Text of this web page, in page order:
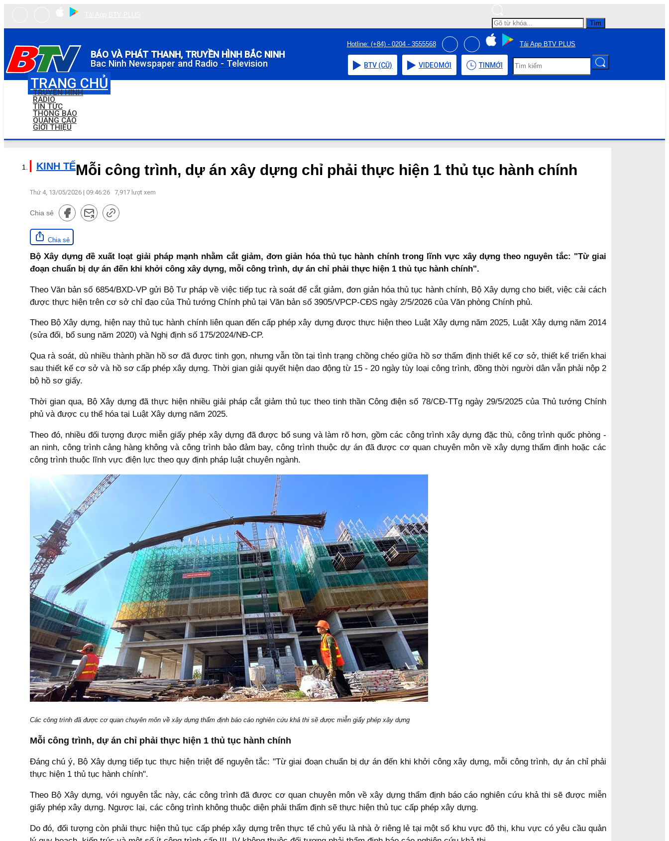
Tìm
BÁO VÀ PHÁT THANH, TRUYỀN HÌNH BẮC NINH
Bac Ninh Newspaper and Radio - Television
Hotline: (+84) - 0204 - 3555568 Tải App BTV PLUS
BTV (CŨ) VIDEOMỚI TIN MỚI
TRANG CHỦ
TRUYỀN HÌNH
RADIO
TIN TỨC
THÔNG BÁO
QUẢNG CÁO
GIỚI THIỆU
KINH TẾMỗi công trình, dự án xây dựng chỉ phải thực hiện 1 thủ tục hành chính
Thứ 4, 13/05/2026 | 09:46:26 7,917 lượt xem
Chia sẻ
Chia sẻ
Bộ Xây dựng đề xuất loạt giải pháp mạnh nhằm cắt giảm, đơn giản hóa thủ tục hành chính trong lĩnh vực xây dựng theo nguyên tắc: "Từ giai
đoạn chuẩn bị dự án đến khi khởi công xây dựng, mỗi công trình, dự án chỉ phải thực hiện 1 thủ tục hành chính".
Theo Văn bản số 6854/BXD-VP gửi Bộ Tư pháp về việc tiếp tục rà soát để cắt giảm, đơn giản hóa thủ tục hành chính, Bộ Xây dựng cho biết, việc cải cách
được thực hiện trên cơ sở chỉ đạo của Thủ tướng Chính phủ tại Văn bản số 3905/VPCP-CĐS ngày 2/5/2026 của Văn phòng Chính phủ.
Theo Bộ Xây dựng, hiện nay thủ tục hành chính liên quan đến cấp phép xây dựng được thực hiện theo Luật Xây dựng năm 2025, Luật Xây dựng năm 2014
(sửa đổi, bổ sung năm 2020) và Nghị định số 175/2024/NĐ-CP.
Qua rà soát, dù nhiều thành phần hồ sơ đã được tinh gọn, nhưng vẫn tồn tại tình trạng chồng chéo giữa hồ sơ thẩm định thiết kế cơ sở, thiết kế triển khai
sau thiết kế cơ sở và hồ sơ cấp phép xây dựng. Thời gian giải quyết hiện dao động từ 15 - 20 ngày tùy loại công trình, đồng thời người dân vẫn phải nộp 2
bộ hồ sơ giấy.
Thời gian qua, Bộ Xây dựng đã thực hiện nhiều giải pháp cắt giảm thủ tục theo tinh thần Công điện số 78/CĐ-TTg ngày 29/5/2025 của Thủ tướng Chính
phủ và được cụ thể hóa tại Luật Xây dựng năm 2025.
Theo đó, nhiều đối tượng được miễn giấy phép xây dựng đã được bổ sung và làm rõ hơn, gồm các công trình xây dựng đặc thù, công trình quốc phòng -
an ninh, công trình cảng hàng không và công trình bảo đảm bay, công trình thuộc dự án đã được cơ quan chuyên môn về xây dựng thẩm định hoặc các
công trình thuộc lĩnh vực điện lực theo quy định pháp luật chuyên ngành.
Các công trình đã được cơ quan chuyên môn về xây dựng thẩm định báo cáo nghiên cứu khả thi sẽ được miễn giấy phép xây dựng
Mỗi công trình, dự án chỉ phải thực hiện 1 thủ tục hành chính
Đáng chú ý, Bộ Xây dựng tiếp tục thực hiện triệt để nguyên tắc: "Từ giai đoạn chuẩn bị dự án đến khi khởi công xây dựng, mỗi công trình, dự án chỉ phải
thực hiện 1 thủ tục hành chính".
Theo Bộ Xây dựng, với nguyên tắc này, các công trình đã được cơ quan chuyên môn về xây dựng thẩm định báo cáo nghiên cứu khả thi sẽ được miễn
giấy phép xây dựng. Ngược lại, các công trình không thuộc diện phải thẩm định sẽ thực hiện thủ tục cấp phép xây dựng.
Do đó, đối tượng còn phải thực hiện thủ tục cấp phép xây dựng trên thực tế chủ yếu là nhà ở riêng lẻ tại một số khu vực đô thị, khu vực có yêu cầu quản